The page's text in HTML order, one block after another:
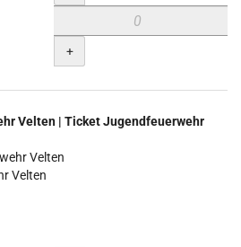
+
Velten | Ticket Jugendfeuerwehr
Velten
Velten